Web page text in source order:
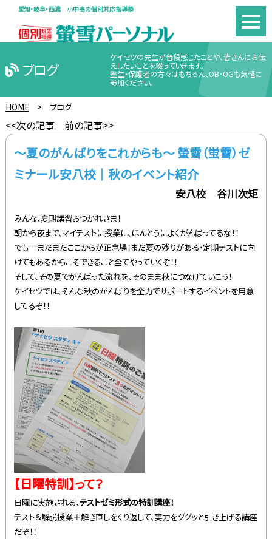
愛知・岐阜・西濃 小中高の個別対応指導塾
ブログ
ケイセツの先生が普段感じたことや、皆さんにお伝
えしたいことを綴っていきます。
塾生・保護者の方々はもちろん、OB･OGも気軽に
参加ください。
HOME> ブログ
<<次の記事 前の記事>>
～夏のがんばりをこれからも～ 螢雪（蛍雪）ゼ
ミナール安八校｜秋のイベント紹介
安八校 谷川次矩
みんな、夏期講習おつかれさま！
朝から夜まで、マイテストに授業に、ほんとうによくがんばってるな！！
でも…まだまだここからが正念場！まだ夏の残りがある・定期テストに向
けてもあるからこそできること全てやっていくぞ！！
そして、その夏でがんばった流れを、そのまま秋につなげていこう！
ケイセツでは、そんな秋のがんばりを全力でサポートするイベントを用意
してるぞ！！
【日曜特訓】って？
日曜に実施される、テストゼミ形式の特訓講座！
テスト＆解説授業＋解き直しをくり返して、実力をググッと引き上げる講座
だぞ！！